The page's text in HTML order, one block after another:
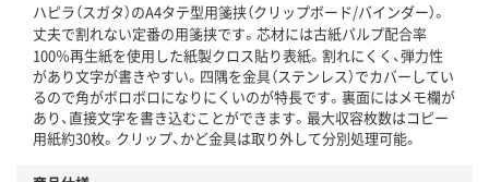
この商品の環境配慮ポイントです。下記商品詳細「
アスクル商品環境スコア詳細／加点項目
」で確認できます。
ハピラ（スガタ）のA4タテ型用箋挟（クリップボード/バインダー）。
丈夫で割れない定番の用箋挟です。芯材には古紙パルプ配合率
100％再生紙を使用した紙製クロス貼り表紙。割れにくく、弾力性
があり文字が書きやすい。四隅を金具（ステンレス）でカバーしてい
るので角がボロボロになりにくいのが特長です。裏面にはメモ欄が
あり、直接文字を書き込むことができます。最大収容枚数はコピー
用紙約30枚。クリップ、かど金具は取り外して分別処理可能。